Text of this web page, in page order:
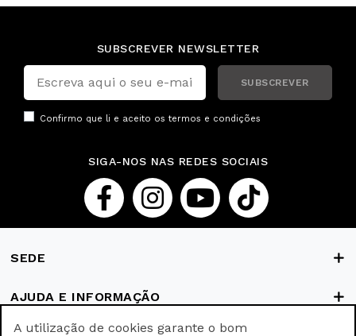
SUBSCREVER NEWSLETTER
SUBSCREVER
Confirmo que li e aceito os termos e condições
SIGA-NOS NAS REDES SOCIAIS
SEDE
AJUDA E INFORMAÇÃO
A utilização de cookies garante o bom